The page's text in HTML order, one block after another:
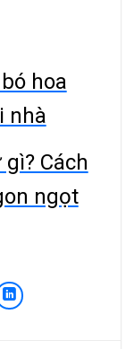
hoa
nhà
Cách
ngọt